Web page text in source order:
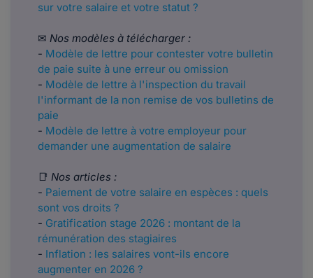
sur votre salaire et votre statut ?
✉ Nos modèles à télécharger :
- Modèle de lettre pour contester votre bulletin
de paie suite à une erreur ou omission
- Modèle de lettre à l'inspection du travail
l'informant de la non remise de vos bulletins de
paie
- Modèle de lettre à votre employeur pour
demander une augmentation de salaire
📑 Nos articles :
- Paiement de votre salaire en espèces : quels
sont vos droits ?
- Gratification stage 2026 : montant de la
rémunération des stagiaires
- Inflation : les salaires vont-ils encore
augmenter en 2026 ?